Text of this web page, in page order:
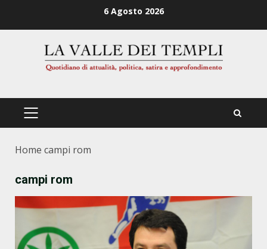
6 Agosto 2026
PRIMÄRES
Home campi rom
campi rom